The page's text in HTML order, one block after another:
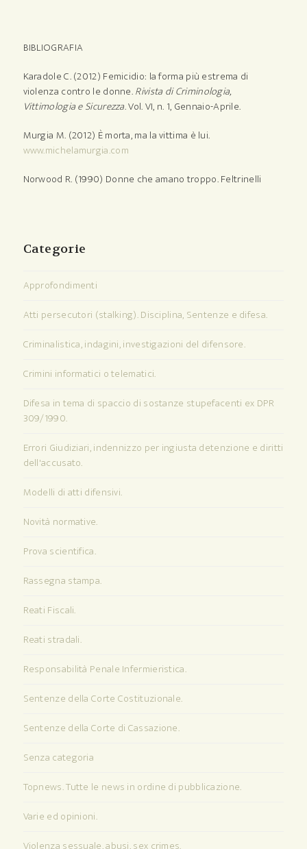
BIBLIOGRAFIA
Karadole C. (2012) Femicidio: la forma più estrema di
violenza contro le donne.Rivista di Criminologia,
Vittimologia e Sicurezza. Vol. VI, n. 1, Gennaio-Aprile.
Murgia M. (2012) È morta, ma la vittima è lui.
www.michelamurgia.com
Norwood R. (1990) Donne che amano troppo. Feltrinelli
Categorie
Approfondimenti
Atti persecutori (stalking). Disciplina, Sentenze e difesa.
Criminalistica, indagini, investigazioni del difensore.
Crimini informatici o telematici.
Difesa in tema di spaccio di sostanze stupefacenti ex DPR
309/1990.
Errori Giudiziari, indennizzo per ingiusta detenzione e diritti
dell'accusato.
Modelli di atti difensivi.
Novità normative.
Prova scientifica.
Rassegna stampa.
Reati Fiscali.
Reati stradali.
Responsabilità Penale Infermieristica.
Sentenze della Corte Costituzionale.
Sentenze della Corte di Cassazione.
Senza categoria
Topnews. Tutte le news in ordine di pubblicazione.
Varie ed opinioni.